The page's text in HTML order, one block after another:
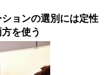
ョンの選別には定性
を使う